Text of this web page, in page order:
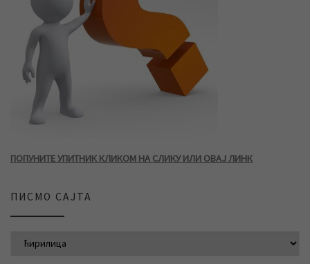
ПОПУНИТЕ УПИТНИК КЛИКОМ НА СЛИКУ ИЛИ ОВАЈ ЛИНК
ПИСМО САЈТА